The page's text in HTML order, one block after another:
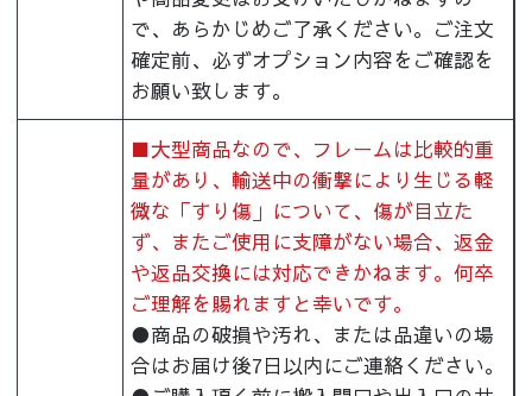
で、あらかじめご了承ください。ご注文
確定前、必ずオプション内容をご確認を
お願い致します。
■大型商品なので、フレームは比較的重
量があり、輸送中の衝撃により生じる軽
微な「すり傷」について、傷が目立た
ず、またご使用に支障がない場合、返金
や返品交換には対応できかねます。何卒
ご理解を賜れますと幸いです。
●商品の破損や汚れ、または品違いの場
合はお届け後7日以内にご連絡ください。